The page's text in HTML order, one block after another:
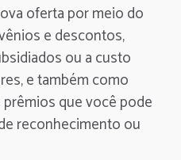
oferta por meio do
e descontos,
ou a custo
e também como
que você pode
reconhecimento ou